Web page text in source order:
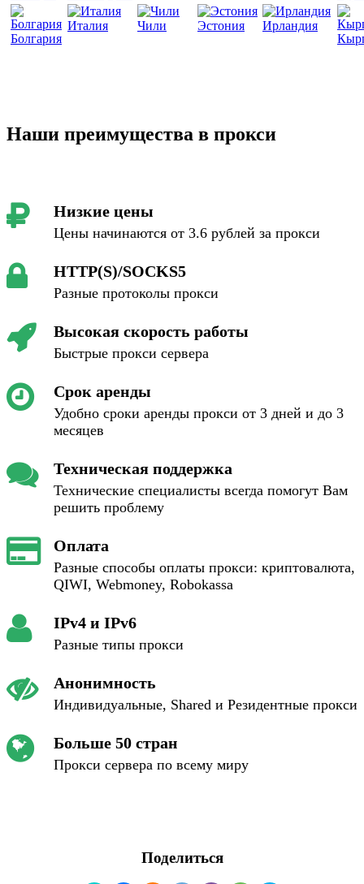
Болгария
Италия Чили Эстония
Ирландия
Наши преимущества в прокси
Низкие цены
Цены начинаются от 3.6 рублей за прокси
HTTP(S)/SOCKS5
Разные протоколы прокси
Высокая скорость работы
Быстрые прокси сервера
Срок аренды
Удобно сроки аренды прокси от 3 дней и до 3
месяцев
Техническая поддержка
Технические специалисты всегда помогут Вам
решить проблему
Оплата
Разные способы оплаты прокси: криптовалюта,
QIWI, Webmoney, Robokassa
IPv4 и IPv6
Разные типы прокси
Анонимность
Индивидуальные, Shared и Резидентные прокси
Больше 50 стран
Прокси сервера по всему миру
Поделиться